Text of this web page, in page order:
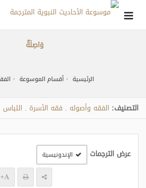
وَاصِلَةٌ
الرئيسية أقسام الموسوعة
التصنيف: الفقه وأصوله فقه الأسرة اللباس
عرض الترجمات الإندونيسية
+